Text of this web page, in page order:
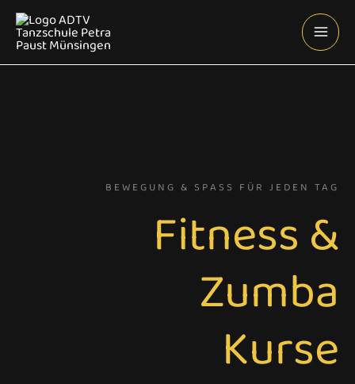
Zum
Inhalt
BEWEGUNG & SPASS FÜR JEDEN TAG
Fitness &
Zumba
Kurse